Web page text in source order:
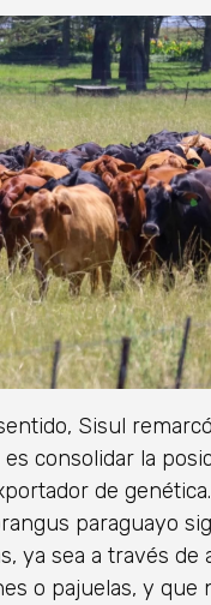
Sisul
consolidar la
de
paraguayo
ya sea a través de
o pajuelas, y que